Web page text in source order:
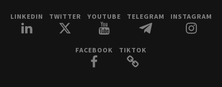
LINKEDIN TWITTER YOUTUBE TELEGRAM INSTAGRAM
FACEBOOK TIKTOK